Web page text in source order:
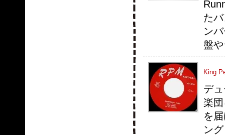
た
ン
盤
King
デ
楽
を
ン